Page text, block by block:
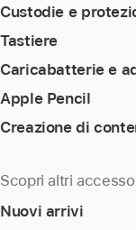
Custodie e
Tastiere
Caricabatterie e
Apple Pencil
Creazione di
Scopri altri
Nuovi arrivi